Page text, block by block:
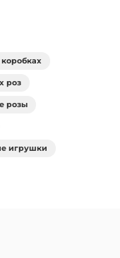
роз
розы
игрушки